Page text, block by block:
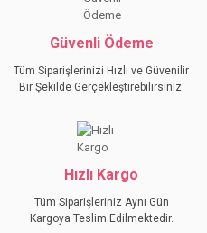
Güvenli Ödeme
Tüm Siparişlerinizi Hızlı ve Güvenilir
Bir Şekilde Gerçekleştirebilirsiniz.
Hızlı Kargo
Tüm Siparişleriniz Aynı Gün
Kargoya Teslim Edilmektedir.